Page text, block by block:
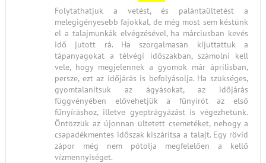
Folytathatjuk a vetést, és palántaültetést a
melegigényesebb fajokkal, de még most sem késtünk
el a talajmunkák elvégzésével, ha márciusban kevés
idő jutott rá. Ha szorgalmasan kijuttattuk a
tápanyagokat a télvégi időszakban, számolni kell
vele, hogy megjelennek a gyomok már áprilisban,
persze, ezt az időjárás is befolyásolja. Ha szükséges,
gyomtalanítsuk az ágyásokat, az időjárás
függvényében elővehetjük a fűnyírót az első
fűnyíráshoz, illetve gyeptrágyázást is végezhetünk.
Öntözzük az újonnan ültetett csemetéket, nehogy a
csapadékmentes időszak kiszárítsa a talajt. Egy rövid
zápor még nem pótolja megfelelően a kellő
vízmennyiséget.